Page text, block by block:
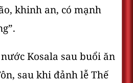
khinh an, có mạnh
Kosala sau buổi ăn
sau khi đảnh lễ Thế